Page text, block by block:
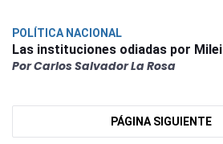
POLÍTICA NACIONAL
Las instituciones odiadas por Milei
Por Carlos Salvador La Rosa
PÁGINA SIGUIENTE